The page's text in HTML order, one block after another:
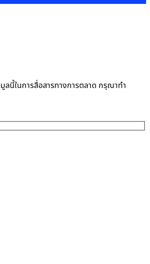
ลนี้ในการสื่อสารทางการตลาด กรุณาทำ